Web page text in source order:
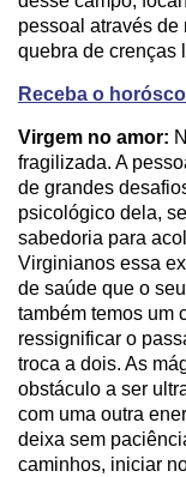
pessoal através
quebra de crenças
Receba o
Virgem no amor:
fragilizada. A
de grandes
psicológico dela,
sabedoria para
Virginianos essa
de saúde que o
também temos um
ressignificar o
troca a dois. As
obstáculo a ser
com uma outra
deixa sem
caminhos, iniciar